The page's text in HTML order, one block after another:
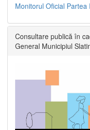
Monitorul Oficial Partea
Consultare publică în
General Municipiul